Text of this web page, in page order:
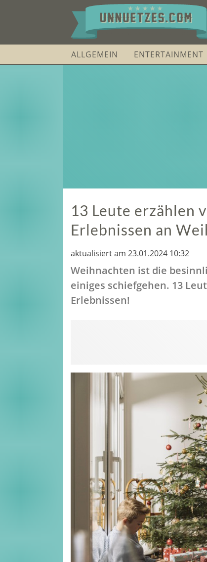
ALLGEMEIN ENTERTAINMENT
13 Leute erzählen
Erlebnissen an
aktualisiert am 23.01.2024 10:32
Weihnachten ist die
einiges schiefgehen. 13
Erlebnissen!